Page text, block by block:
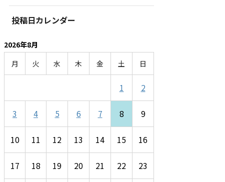
投稿日カレンダー
2026年8月
月
火 水 木 金 土 日
1 2
3 4 5 6 7 8 9
10 11 12 13 14 15 16
17 18 19 20 21 22 23